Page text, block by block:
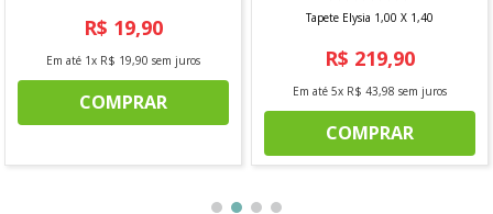
R$ 19,90
Em até 1x R$ 19,90 sem juros
COMPRAR
Tapete Elysia 1,00 X 1,40
R$ 219,90
Em até 5x R$ 43,98 sem juros
COMPRAR